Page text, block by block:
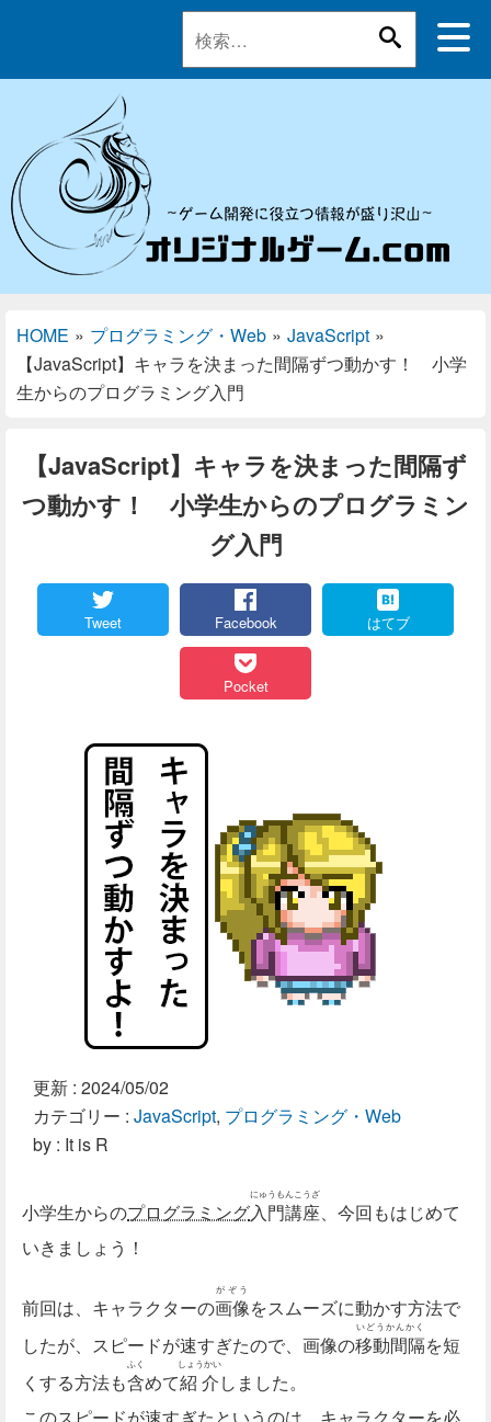
HOME » プログラミング・Web » JavaScript »
【JavaScript】キャラを決まった間隔ずつ動かす！ 小学
生からのプログラミング入門
【JavaScript】キャラを決まった間隔ず
つ動かす！ 小学生からのプログラミン
グ入門
Tweet Facebook はてブ
Pocket
更新 : 2024/05/02
カテゴリー : JavaScript, プログラミング・Web
by : It is R
小学生からのプログラミング入門講座
にゅうもんこうざ
、今回もはじめて
いきましょう！
前回は、キャラクターの画像
がぞう
をスムーズに動かす方法で
したが、スピードが速すぎたので、画像の移動間隔
いどうかんかく
を短
くする方法も含
ふく
めて紹介
しょうかい
しました。